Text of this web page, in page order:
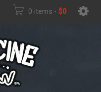
0 items - $0